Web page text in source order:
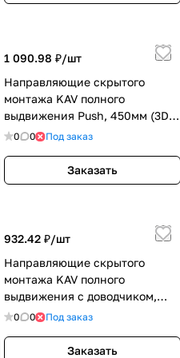
1 090.98 ₽/шт
Направляющие скрытого
монтажа KAV полного
выдвижения Push, 450мм (3D)
(993FLR-3D-16-450)
0 0 Под заказ
Заказать
932.42 ₽/шт
Направляющие скрытого
монтажа KAV полного
выдвижения с доводчиком,
350мм (3D) (993BLHR-3D-16-
0 0 Под заказ
Заказать